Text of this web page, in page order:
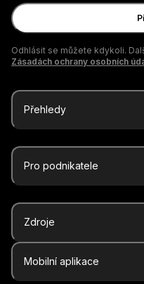
mail
Odhlásit se můžete kdykoli.
Zásadách ochrany osobních
Přehledy
Pro podnikatele
Zdroje
Mobilní aplikace